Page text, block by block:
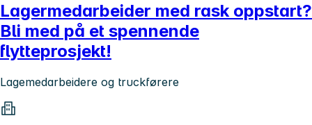
Lagermedarbeider med rask oppstart?
Bli med på et spennende
flytteprosjekt!
Lagemedarbeidere og truckførere